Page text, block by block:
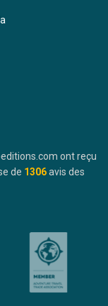
ont reçu
de 1306avis des